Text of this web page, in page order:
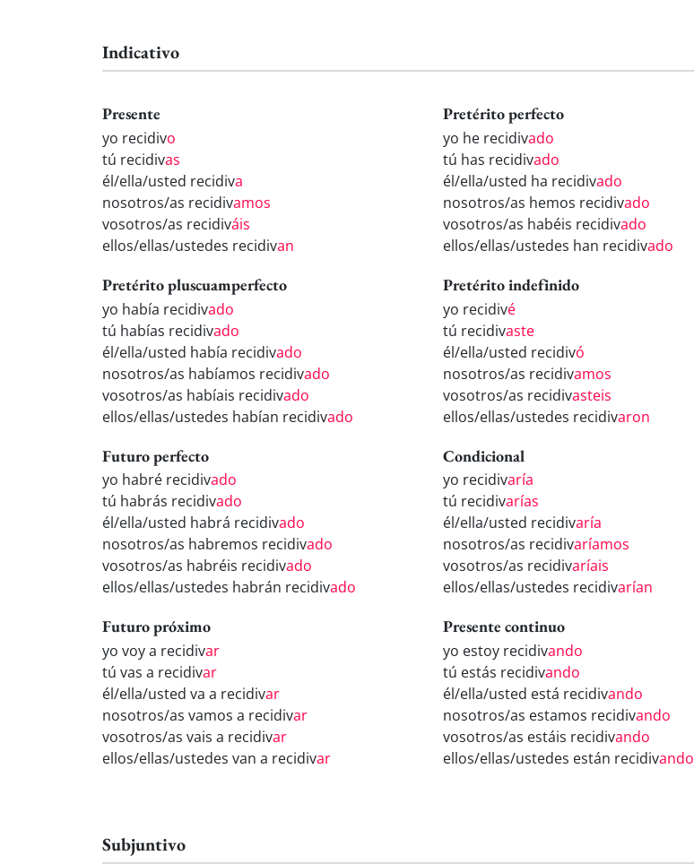
Indicativo
Presente
yo recidivo
tú recidivas
él/ella/usted recidiva
nosotros/as recidivamos
vosotros/as recidiváis
ellos/ellas/ustedes recidivan
Pretérito perfecto
yo he recidivado
tú has recidivado
él/ella/usted ha recidivado
nosotros/as hemos recidivado
vosotros/as habéis recidivado
ellos/ellas/ustedes han recidivado
Pretérito pluscuamperfecto
yo había recidivado
tú habías recidivado
él/ella/usted había recidivado
nosotros/as habíamos recidivado
vosotros/as habíais recidivado
ellos/ellas/ustedes habían recidivado
Pretérito indefinido
yo recidivé
tú recidivaste
él/ella/usted recidivó
nosotros/as recidivamos
vosotros/as recidivasteis
ellos/ellas/ustedes recidivaron
Futuro perfecto
yo habré recidivado
tú habrás recidivado
él/ella/usted habrá recidivado
nosotros/as habremos recidivado
vosotros/as habréis recidivado
ellos/ellas/ustedes habrán recidivado
Condicional
yo recidivaría
tú recidivarías
él/ella/usted recidivaría
nosotros/as recidivaríamos
vosotros/as recidivaríais
ellos/ellas/ustedes recidivarían
Futuro próximo
yo voy a recidivar
tú vas a recidivar
él/ella/usted va a recidivar
nosotros/as vamos a recidivar
vosotros/as vais a recidivar
ellos/ellas/ustedes van a recidivar
Presente continuo
yo estoy recidivando
tú estás recidivando
él/ella/usted está recidivando
nosotros/as estamos recidivando
vosotros/as estáis recidivando
ellos/ellas/ustedes están recidivando
Subjuntivo